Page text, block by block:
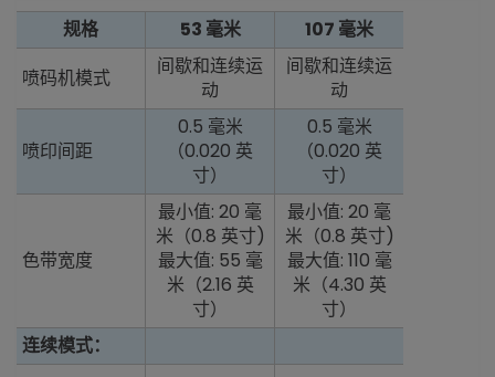
规格 53 毫米
107 毫米
喷码机模式
间歇和连续运
动
间歇和连续运
动
喷印间距
0.5 毫米
（0.020 英
寸）
0.5 毫米
（0.020 英
寸）
色带宽度
最小值: 20 毫
米（0.8 英寸)
最大值: 55 毫
米（2.16 英
寸）
最小值: 20 毫
米（0.8 英寸)
最大值: 110 毫
米（4.30 英
寸）
连续模式：